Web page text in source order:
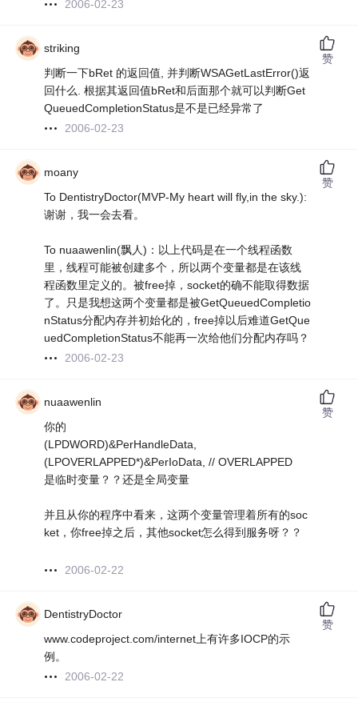
2006-02-23
striking
判断一下bRet 的返回值, 并判断WSAGetLastError()返
回什么. 根据其返回值bRet和后面那个就可以判断Get
QueuedCompletionStatus是不是已经异常了
2006-02-23
赞
moany
To DentistryDoctor(MVP-My heart will fly,in the sky.):
谢谢，我一会去看。
To nuaawenlin(飘人)：以上代码是在一个线程函数
里，线程可能被创建多个，所以两个变量都是在该线
程函数里定义的。被free掉，socket的确不能取得数据
了。只是我想这两个变量都是被GetQueuedCompletio
nStatus分配内存并初始化的，free掉以后难道GetQue
uedCompletionStatus不能再一次给他们分配内存吗？
2006-02-23
赞
nuaawenlin
你的
(LPDWORD)&PerHandleData,
(LPOVERLAPPED*)&PerIoData, // OVERLAPPED
是临时变量？？还是全局变量
并且从你的程序中看来，这两个变量管理着所有的soc
ket，你free掉之后，其他socket怎么得到服务呀？？
2006-02-22
赞
DentistryDoctor
www.codeproject.com/internet上有许多IOCP的示
例。
2006-02-22
赞